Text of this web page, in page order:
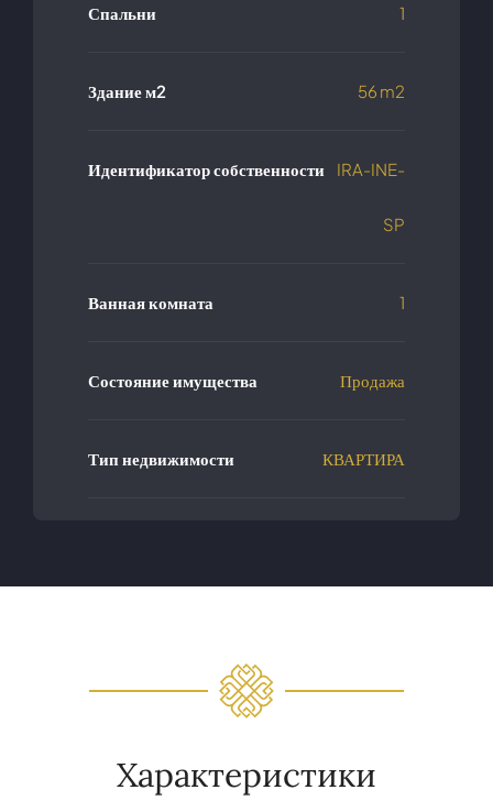
Спальни 1
Здание м2 56 m2
Идентификатор собственности IRA-INE-
SP
Ванная комната 1
Состояние имущества Продажа
Тип недвижимости КВАРТИРА
Характеристики